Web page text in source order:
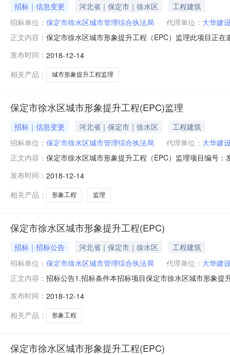
招标｜信息变更 河北省｜保定市｜徐水区
工程建筑
招标单位： 保定市徐水区城市管理综合执法局 代理单位： 大华建
正文内容： 保定市徐水区城市形象提升工程（EPC）监理此项目正
标代理机构：大华建设项目管理有限公司地址：保定市
发布时间： 2018-12-14
相关产品：
城市形象提升工程监理
保定市徐水区城市形象提升工程(EPC)监理
招标｜信息变更 河北省｜保定市｜徐水区
工程建筑
招标单位： 保定市徐水区城市管理综合执法局 代理单位： 大华建
正文内容： 保定市徐水区城市形象提升工程（EPC）监理项目编号
21日17:00止。招标人：保定市徐水区城市管理综合执法
发布时间： 2018-12-14
相关产品：
形象工程 监理
保定市徐水区城市形象提升工程(EPC)
招标｜招标公告 河北省｜保定市｜徐水区
工程建筑
招标单位： 保定市徐水区城市管理综合执法局 代理单位： 大华建
正文内容： 招标公告1.招标条件本招标项目保定市徐水区城市形象
保定市徐水区城市形象提升工程（EPC）。2.2工程概况
街（107国道）（范围
发布时间： 2018-12-14
相关产品：
形象工程
保定市徐水区城市形象提升工程(EPC)